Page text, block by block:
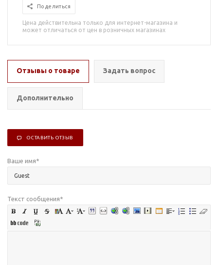
Поделиться
Цена действительна только для интернет-магазина и
может отличаться от цен в розничных магазинах
Отзывы о товаре Задать вопрос
Дополнительно
ОСТАВИТЬ ОТЗЫВ
Ваше имя*
Текст сообщения*